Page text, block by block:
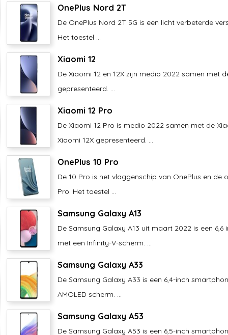
OnePlus Nord 2T
De OnePlus Nord 2T 5G is een licht verbeterde
Het toestel ...
Xiaomi 12
De Xiaomi 12 en 12X zijn medio 2022 samen met
gepresenteerd. ...
Xiaomi 12 Pro
De Xiaomi 12 Pro is medio 2022 samen met de
Xiaomi 12X gepresenteerd. ...
OnePlus 10 Pro
De 10 Pro is het vlaggenschip van OnePlus en de
Pro. Het toestel ...
Samsung Galaxy A13
De Samsung Galaxy A13 uit maart 2022 is een
met een Infinity-V-scherm. ...
Samsung Galaxy A33
De Samsung Galaxy A33 is een 6,4-inch
AMOLED scherm. ...
Samsung Galaxy A53
De Samsung Galaxy A53 is een 6,5-inch